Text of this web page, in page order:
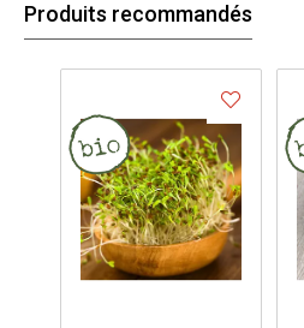
Produits recommandés